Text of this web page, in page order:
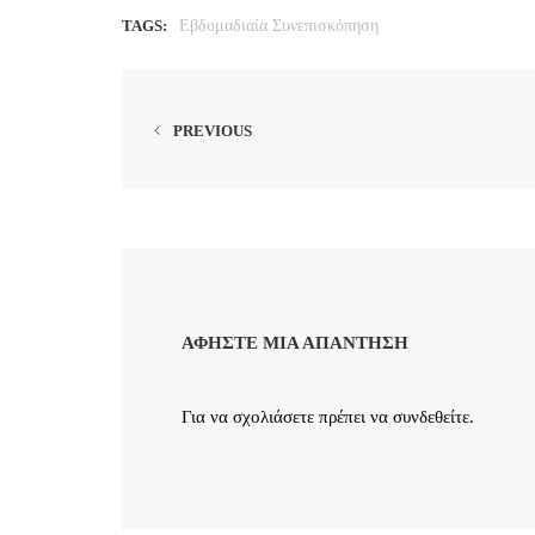
TAGS: Εβδομαδιαία Συνεπισκόπηση
PREVIOUS
ΑΦΉΣΤΕ ΜΙΑ ΑΠΆΝΤΗΣΗ
Για να σχολιάσετε πρέπει να συνδεθείτε.